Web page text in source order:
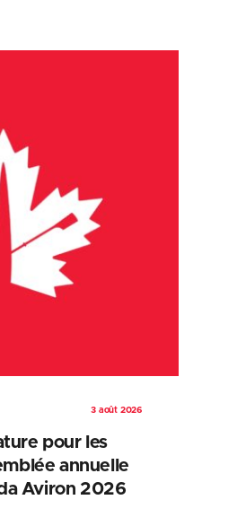
3 août 2026
pour les
annuelle
Aviron 2026